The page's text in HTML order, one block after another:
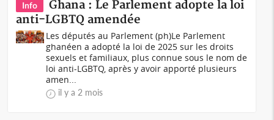
Info
Ghana : Le Parlement adopte la loi
anti-LGBTQ amendée
Les députés au Parlement (ph)Le Parlement
ghanéen a adopté la loi de 2025 sur les droits
sexuels et familiaux, plus connue sous le nom de
loi anti-LGBTQ, après y avoir apporté plusieurs
amen...
il y a 2 mois